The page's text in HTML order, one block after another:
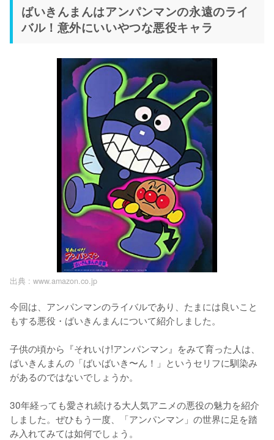
ばいきんまんはアンパンマンの永遠のライ
バル！意外にいいやつな悪役キャラ
出典 : www.amazon.co.jp
今回は、アンパンマンのライバルであり、たまには良いこと
もする悪役・ばいきんまんについて紹介しました。
子供の頃から『それいけ!アンパンマン』をみて育った人は、
ばいきんまんの「ばいばいき〜ん！」というセリフに馴染み
があるのではないでしょうか。
30年経っても愛され続ける大人気アニメの悪役の魅力を紹介
しました。ぜひもう一度、「アンパンマン」の世界に足を踏
み入れてみては如何でしょう。